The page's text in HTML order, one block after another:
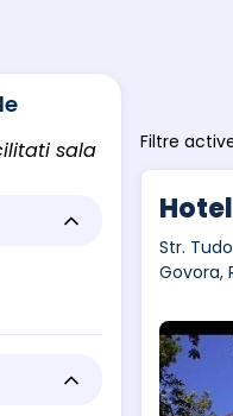
sala
Filtre
Str.
Govora,